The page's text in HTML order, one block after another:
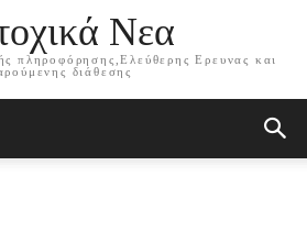
Νεα
πληροφόρησης,Ελεύθερης Ερευνας και
διάθεσης